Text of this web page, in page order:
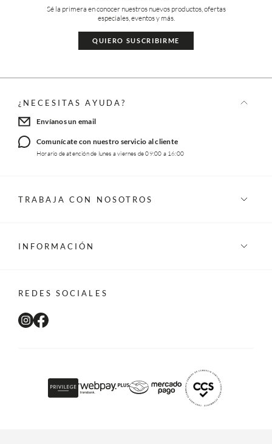
Sé la primera en conocer nuestros nuevos productos, ofertas
especiales, eventos y más.
QUIERO SUSCRIBIRME
¿NECESITAS AYUDA?
Envíanos un email
Comunícate con nuestro servicio al cliente
Horario de atención de lunes a viernes de 09:00 a 16:00
TRABAJA CON NOSOTROS
INFORMACIÓN
REDES SOCIALES